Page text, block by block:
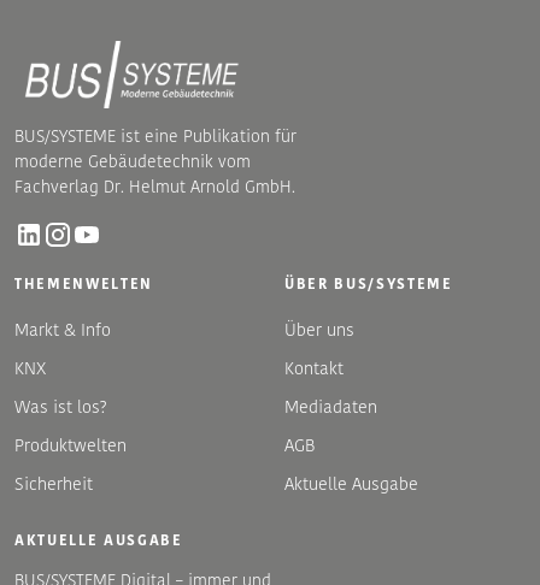
BUS/SYSTEME ist eine Publikation für
moderne Gebäudetechnik vom
Fachverlag Dr. Helmut Arnold GmbH.
THEMENWELTEN
Markt & Info
KNX
Was ist los?
Produktwelten
Sicherheit
ÜBER BUS/SYSTEME
Über uns
Kontakt
Mediadaten
AGB
Aktuelle Ausgabe
AKTUELLE AUSGABE